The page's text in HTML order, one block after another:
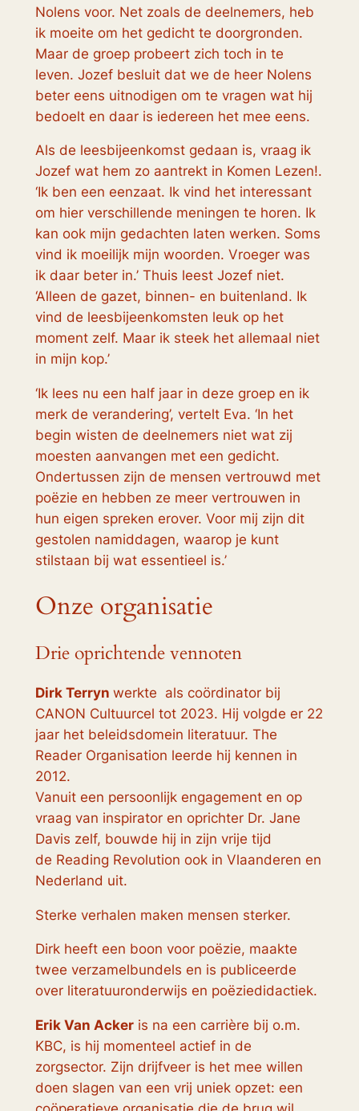
Nolens voor. Net zoals de deelnemers, heb
ik moeite om het gedicht te doorgronden.
Maar de groep probeert zich toch in te
leven. Jozef besluit dat we de heer Nolens
beter eens uitnodigen om te vragen wat hij
bedoelt en daar is iedereen het mee eens.
Als de leesbijeenkomst gedaan is, vraag ik
Jozef wat hem zo aantrekt in Komen Lezen!.
‘Ik ben een eenzaat. Ik vind het interessant
om hier verschillende meningen te horen. Ik
kan ook mijn gedachten laten werken. Soms
vind ik moeilijk mijn woorden. Vroeger was
ik daar beter in.’ Thuis leest Jozef niet.
‘Alleen de gazet, binnen- en buitenland. Ik
vind de leesbijeenkomsten leuk op het
moment zelf. Maar ik steek het allemaal niet
in mijn kop.’
‘Ik lees nu een half jaar in deze groep en ik
merk de verandering’, vertelt Eva. ‘In het
begin wisten de deelnemers niet wat zij
moesten aanvangen met een gedicht.
Ondertussen zijn de mensen vertrouwd met
poëzie en hebben ze meer vertrouwen in
hun eigen spreken erover. Voor mij zijn dit
gestolen namiddagen, waarop je kunt
stilstaan bij wat essentieel is.’
Onze organisatie
Drie oprichtende vennoten
Dirk Terryn werkte als coördinator bij
CANON Cultuurcel tot 2023. Hij volgde er 22
jaar het beleidsdomein literatuur. The
Reader Organisation leerde hij kennen in
2012.
Vanuit een persoonlijk engagement en op
vraag van inspirator en oprichter Dr. Jane
Davis zelf, bouwde hij in zijn vrije tijd
de Reading Revolution ook in Vlaanderen en
Nederland uit.
Sterke verhalen maken mensen sterker.
Dirk heeft een boon voor poëzie, maakte
twee verzamelbundels en is publiceerde
over literatuuronderwijs en poëziedidactiek.
Erik Van Ackeris na een carrière bij o.m.
KBC, is hij momenteel actief in de
zorgsector. Zijn drijfveer is het mee willen
doen slagen van een vrij uniek opzet: een